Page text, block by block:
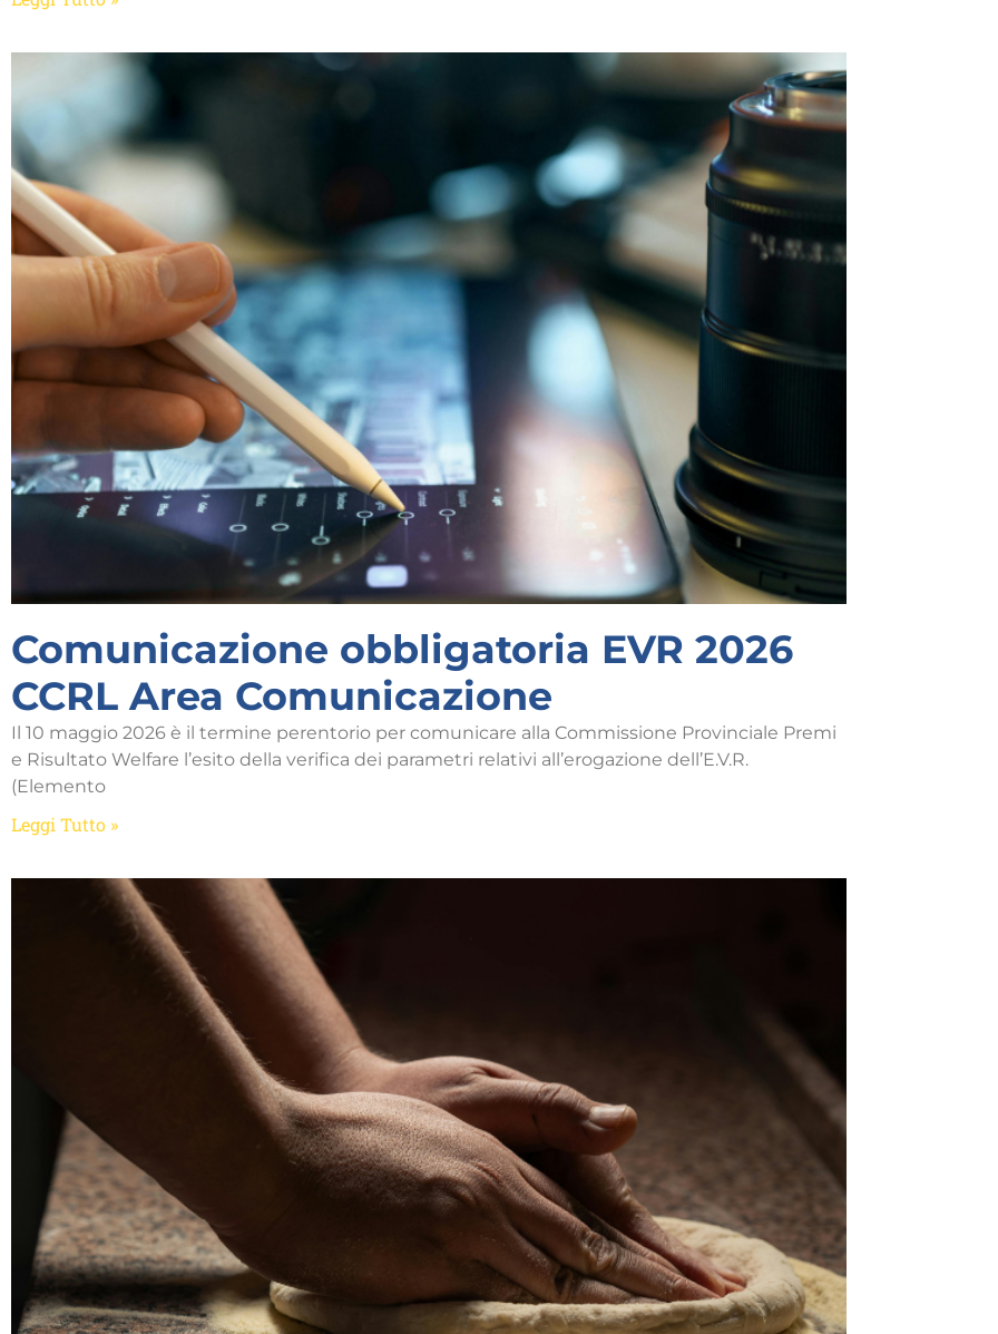
Comunicazione obbligatoria EVR 2026
CCRL Area Comunicazione
Il 10 maggio 2026 è il termine perentorio per comunicare alla Commissione Provinciale Premi
e Risultato Welfare l’esito della verifica dei parametri relativi all’erogazione dell’E.V.R.
(Elemento
Leggi Tutto »